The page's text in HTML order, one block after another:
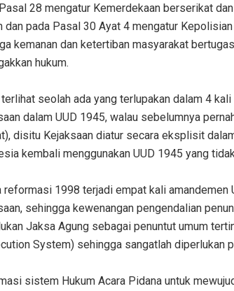
28 mengatur Kemerdekaan berserikat
dan pada Pasal 30 Ayat 4 mengatur
kemanan dan ketertiban masyarakat
hukum.
seolah ada yang terlupakan dalam 4
dalam ‎UUD 1945, walau sebelumnya
disitu ‎Kejaksaan diatur secara eksplisit
kembali menggunakan UUD 1945 yang
reformasi 1998 terjadi empat kali amandemen
sehingga kewenangan pengendalian
Jaksa Agung sebagai penuntut umum
System) sehingga sangatlah diperlukan
sistem Hukum Acara Pidana untuk